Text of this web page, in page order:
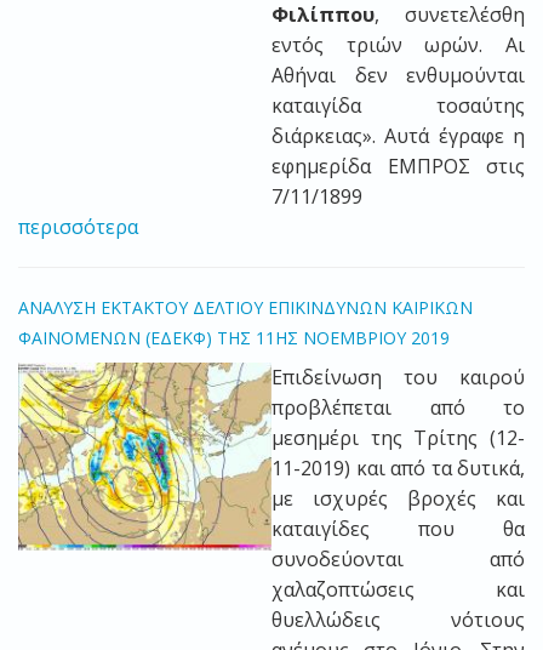
Φιλίππου, συνετελέσθη
εντός τριών ωρών. Αι
Αθήναι δεν ενθυμούνται
καταιγίδα τοσαύτης
διάρκειας». Αυτά έγραφε η
εφημερίδα ΕΜΠΡΟΣ στις
7/11/1899
περισσότερα
ΑΝΑΛΥΣΗ ΕΚΤΑΚΤΟΥ ΔΕΛΤΙΟΥ ΕΠΙΚΙΝΔΥΝΩΝ ΚΑΙΡΙΚΩΝ
ΦΑΙΝΟΜΕΝΩΝ (ΕΔΕΚΦ) ΤΗΣ 11ΗΣ ΝΟΕΜΒΡΙΟΥ 2019
Eπιδείνωση του καιρού
προβλέπεται από το
μεσημέρι της Τρίτης (12-
11-2019) και από τα δυτικά,
με ισχυρές βροχές και
καταιγίδες που θα
συνοδεύονται από
χαλαζοπτώσεις και
θυελλώδεις νότιους